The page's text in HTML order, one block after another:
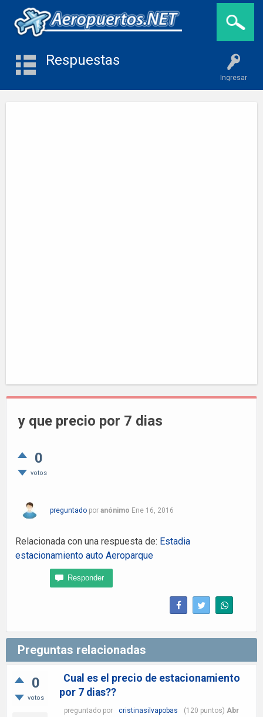
Ingresar
Respuestas
y que precio por 7 dias
0
votos
preguntado por anónimo Ene 16, 2016
Relacionada con una respuesta de: Estadia
estacionamiento auto Aeroparque
Preguntas relacionadas
0
votos
Cual es el precio de estacionamiento
por 7 dias??
preguntado por cristinasilvapobas (120 puntos) Abr